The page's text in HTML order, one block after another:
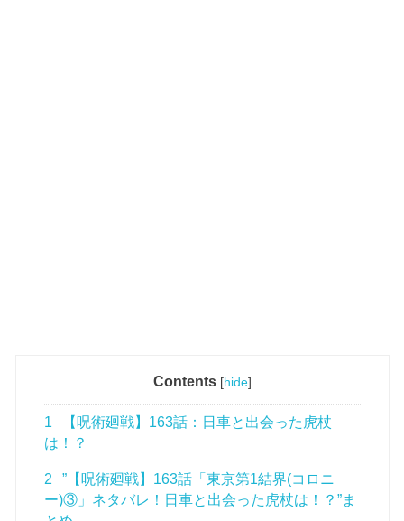
Contents [hide]
1
【呪術廻戦】163話：日車と出会った虎杖
は！？
2
”【呪術廻戦】163話「東京第1結界(コロニ
ー)③」ネタバレ！日車と出会った虎杖は！？”ま